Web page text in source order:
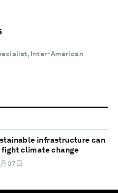
Inter-American
infrastructure can
fight climate change
07日